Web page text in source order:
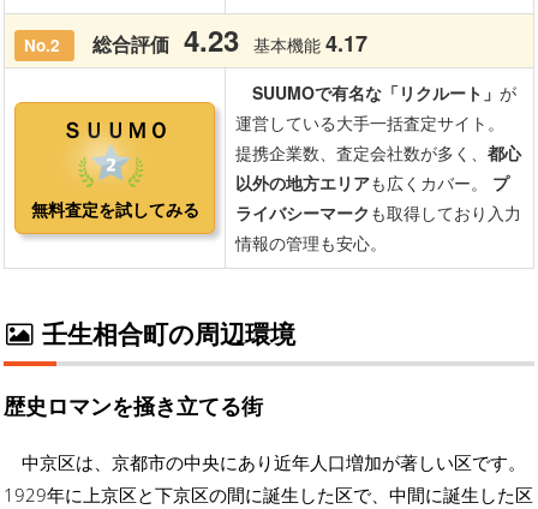
壬生相合町の周辺環境
歴史ロマンを掻き立てる街
中京区は、京都市の中央にあり近年人口増加が著しい区です。
1929年に上京区と下京区の間に誕生した区で、中間に誕生した区